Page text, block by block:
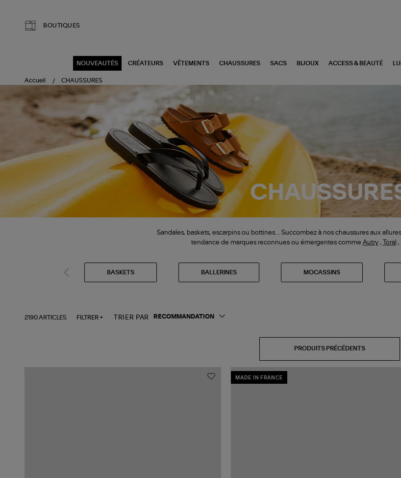
BOUTIQUES
NOUVEAUTÉS CRÉATEURS VÊTEMENTS CHAUSSURES SACS BIJOUX ACCESS & BEAUTÉ LUI
Accueil CHAUSSURES
Sandales, baskets, escarpins ou bottines… Succombez à nos chaussures aux
tendance de marques reconnues ou émergentes comme Autry, Toral ,
BASKETS BALLERINES MOCASSINS
2190 ARTICLES FILTRER + TRIER PAR
PRODUITS PRÉCÉDENTS
MADE IN FRANCE